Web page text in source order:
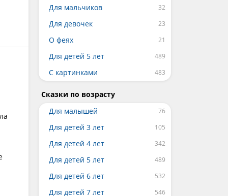
Для мальчиков
Для девочек
О феях
Для детей 5 лет
С картинками
Сказки по возрасту
Для малышей
Для детей 3 лет
Для детей 4 лет
Для детей 5 лет
Для детей 6 лет
Для детей 7 лет